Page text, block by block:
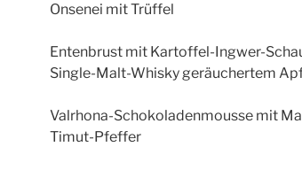
Onsenei mit Trüffel
Entenbrust mit Kartoffel-Ingwer-
Single-Malt-Whisky geräuchertem
Valrhona-Schokoladenmousse mit
Timut-Pfeffer